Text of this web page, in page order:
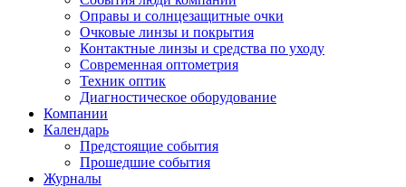
Оправы и солнцезащитные очки
Очковые линзы и покрытия
Контактные линзы и средства по уходу
Современная оптометрия
Техник оптик
Диагностическое оборудование
Компании
Календарь
Предстоящие события
Прошедшие события
Журналы